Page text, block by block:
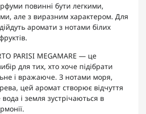
повинні бути легкими,
але з виразним характером. Для
аромати з нотами білих
PARISI MEGAMARE — це
для тих, хто хоче підібрати
і вражаюче. З нотами моря,
цей аромат створює відчуття
і земля зустрічаються в